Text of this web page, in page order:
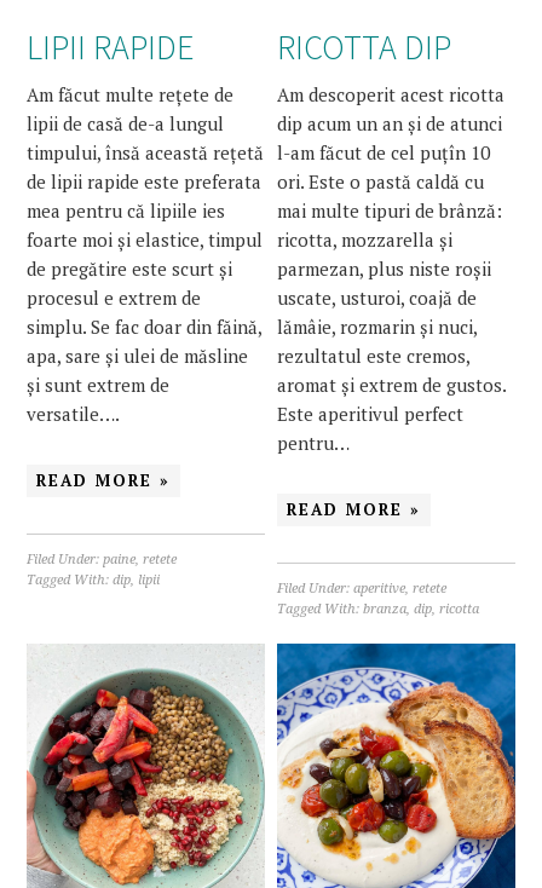
LIPII RAPIDE
Am făcut multe rețete de
lipii de casă de-a lungul
timpului, însă această rețetă
de lipii rapide este preferata
mea pentru că lipiile ies
foarte moi și elastice, timpul
de pregătire este scurt și
procesul e extrem de
simplu. Se fac doar din făină,
apa, sare și ulei de măsline
și sunt extrem de
versatile….
READ MORE »
Filed Under:paine,retete
Tagged With:dip, lipii
RICOTTA DIP
Am descoperit acest ricotta
dip acum un an și de atunci
l-am făcut de cel puțîn 10
ori. Este o pastă caldă cu
mai multe tipuri de brânză:
ricotta, mozzarella și
parmezan, plus niste roșii
uscate, usturoi, coajă de
lămâie, rozmarin și nuci,
rezultatul este cremos,
aromat și extrem de gustos.
Este aperitivul perfect
pentru…
READ MORE »
Filed Under:aperitive,retete
Tagged With:branza,dip,ricotta